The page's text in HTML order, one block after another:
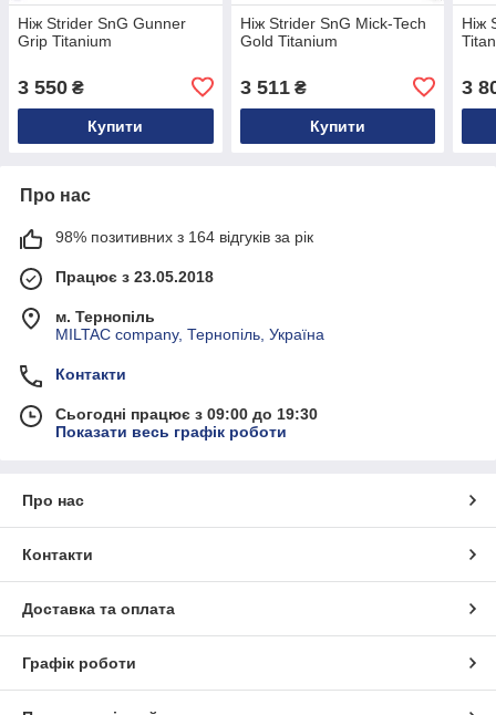
Ніж Strider SnG Gunner
Grip Titanium
3 550 ₴
Купити
Ніж Strider SnG Mick-Tech
Gold Titanium
3 511₴
Купити
Ніж
3
Про нас
98% позитивних з 164 відгуків за рік
Працює з 23.05.2018
м. Тернопіль
MILTAC company, Тернопіль, Україна
Контакти
Сьогодні працює з 09:00 до 19:30
Показати весь графік роботи
Про нас
Контакти
Доставка та оплата
Графік роботи